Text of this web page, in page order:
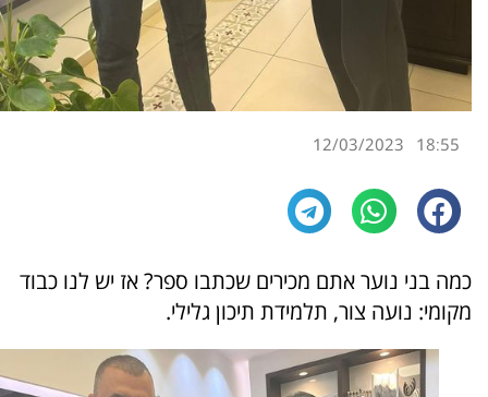
18:55
12/03/2023
כמה בני נוער אתם מכירים שכתבו ספר? אז יש לנו כבוד
מקומי: נועה צור, תלמידת תיכון גלילי.